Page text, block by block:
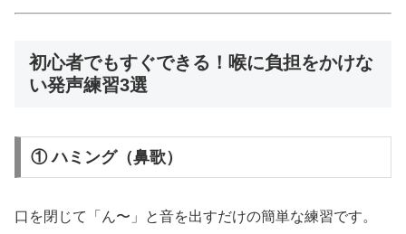
初心者でもすぐできる！喉に負担をかけな
い発声練習3選
① ハミング（鼻歌）
口を閉じて「ん〜」と音を出すだけの簡単な練習です。